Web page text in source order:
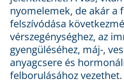
nyomelemek, de akár a
felszívódása
vérszegénységhez, az
gyengüléséhez, máj-,
anyagcsere és
felborulásához vezethet.